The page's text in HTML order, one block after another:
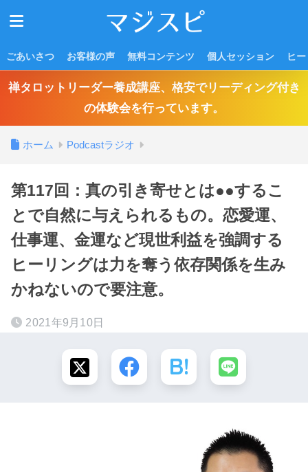
ごあいさつ お客様の声 無料コンテンツ 個人セッション ヒ
禅タロットリーダー養成講座、格安でリーディング付き
の体験会を行っています。
ホーム Podcastラジオ
第117回：真の引き寄せとは●●するこ
とで自然に与えられるもの。恋愛運、
仕事運、金運など現世利益を強調する
ヒーリングは力を奪う依存関係を生み
かねないので要注意。
2021年9月10日